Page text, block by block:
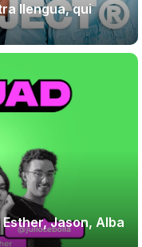
llengua, qui
Esther, Jason, Alba